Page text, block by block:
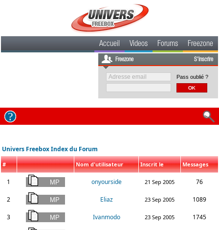
Accueil Videos Forums Freezone
Freezone S'inscrire
Pass oublié ?
Univers Freebox Index du Forum
# Nom d'utilisateur Inscrit le Messages
1 onyourside 21 Sep 2005 76
2 Eliaz 23 Sep 2005 1089
3 Ivanmodo 23 Sep 2005 1745